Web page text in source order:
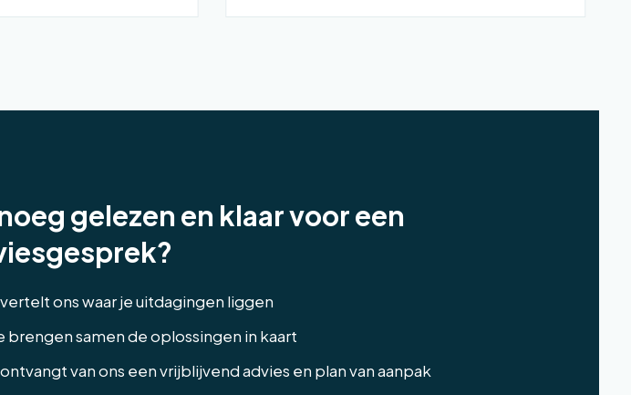
gelezen en klaar voor een
ons waar je uitdagingen liggen
brengen samen de oplossingen in kaart
van ons een vrijblijvend advies en plan van aanpak